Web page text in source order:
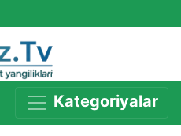
Kategoriyalar